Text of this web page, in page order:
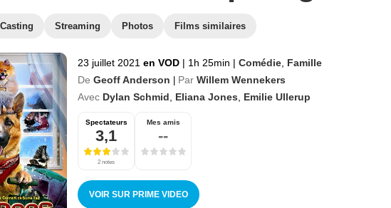
Casting Streaming Photos Films similaires
23 juillet 2021 en VOD | 1h 25min | Comédie Famille
De Geoff Anderson Par Willem Wennekers
Avec Dylan Schmid Eliana Jones Emilie Ullerup
Spectateurs
3,1
2 notes
Mes amis
--
VOIR SUR PRIME VIDEO